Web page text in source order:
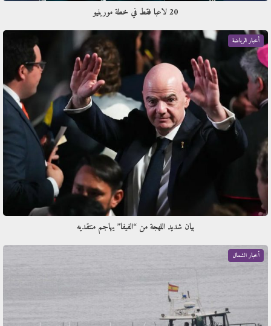
20 لاعبا فقط في خطة مورينيو
أخبار الرياضة
بيان شديد اللهجة من “الفيفا” يهاجم منتقديه
أخبار الشمال